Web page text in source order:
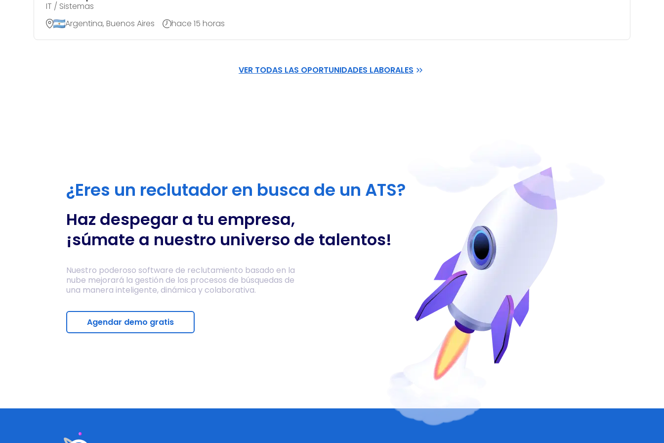
IT / Sistemas
Argentina, Buenos Aires
hace 15 horas
VER TODAS LAS OPORTUNIDADES LABORALES
¿Eres un reclutador en busca de un ATS?
Haz despegar a tu empresa,
¡súmate a nuestro universo de talentos!
Nuestro poderoso software de reclutamiento basado en la
nube mejorará la gestión de los procesos de búsquedas de
una manera inteligente, dinámica y colaborativa.
Agendar demo gratis